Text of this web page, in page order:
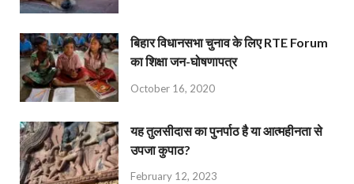
बिहार विधानसभा चुनाव के लिए RTE Forum
का शिक्षा जन-घोषणापत्र
October 16, 2020
यह तुलसीदास का पुनर्पाठ है या आत्महीनता से
उपजा कुपाठ?
February 12, 2023